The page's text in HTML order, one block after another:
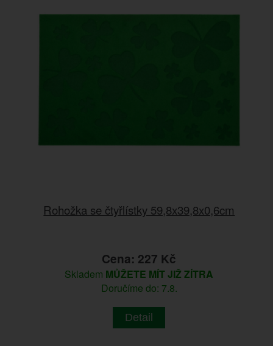
Rohožka se čtyřlístky 59,8x39,8x0,6cm
Cena: 227 Kč
Skladem MŮŽETE MÍT JIŽ ZÍTRA
Doručíme do: 7.8.
Detail